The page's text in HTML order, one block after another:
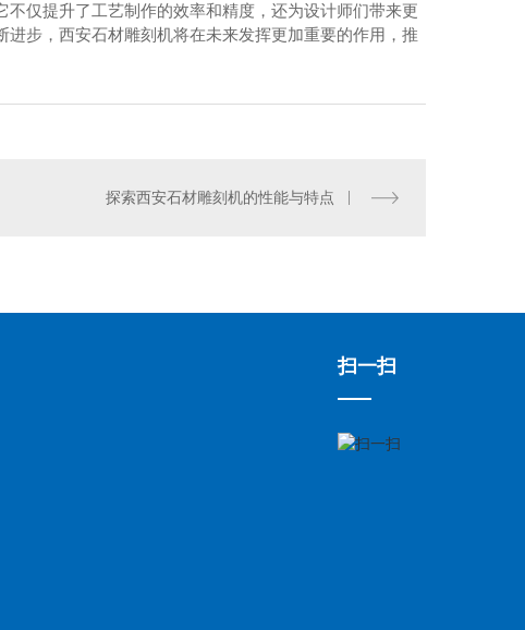
全自动封边机
仅提升了工艺制作的效率和精度，还为设计师们带来更
步，西安石材雕刻机将在未来发挥更加重要的作用，推
探索西安石材雕刻机的性能与特点
扫一扫